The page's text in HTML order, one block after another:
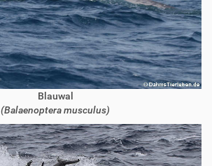
Blauwal
(Balaenoptera musculus)